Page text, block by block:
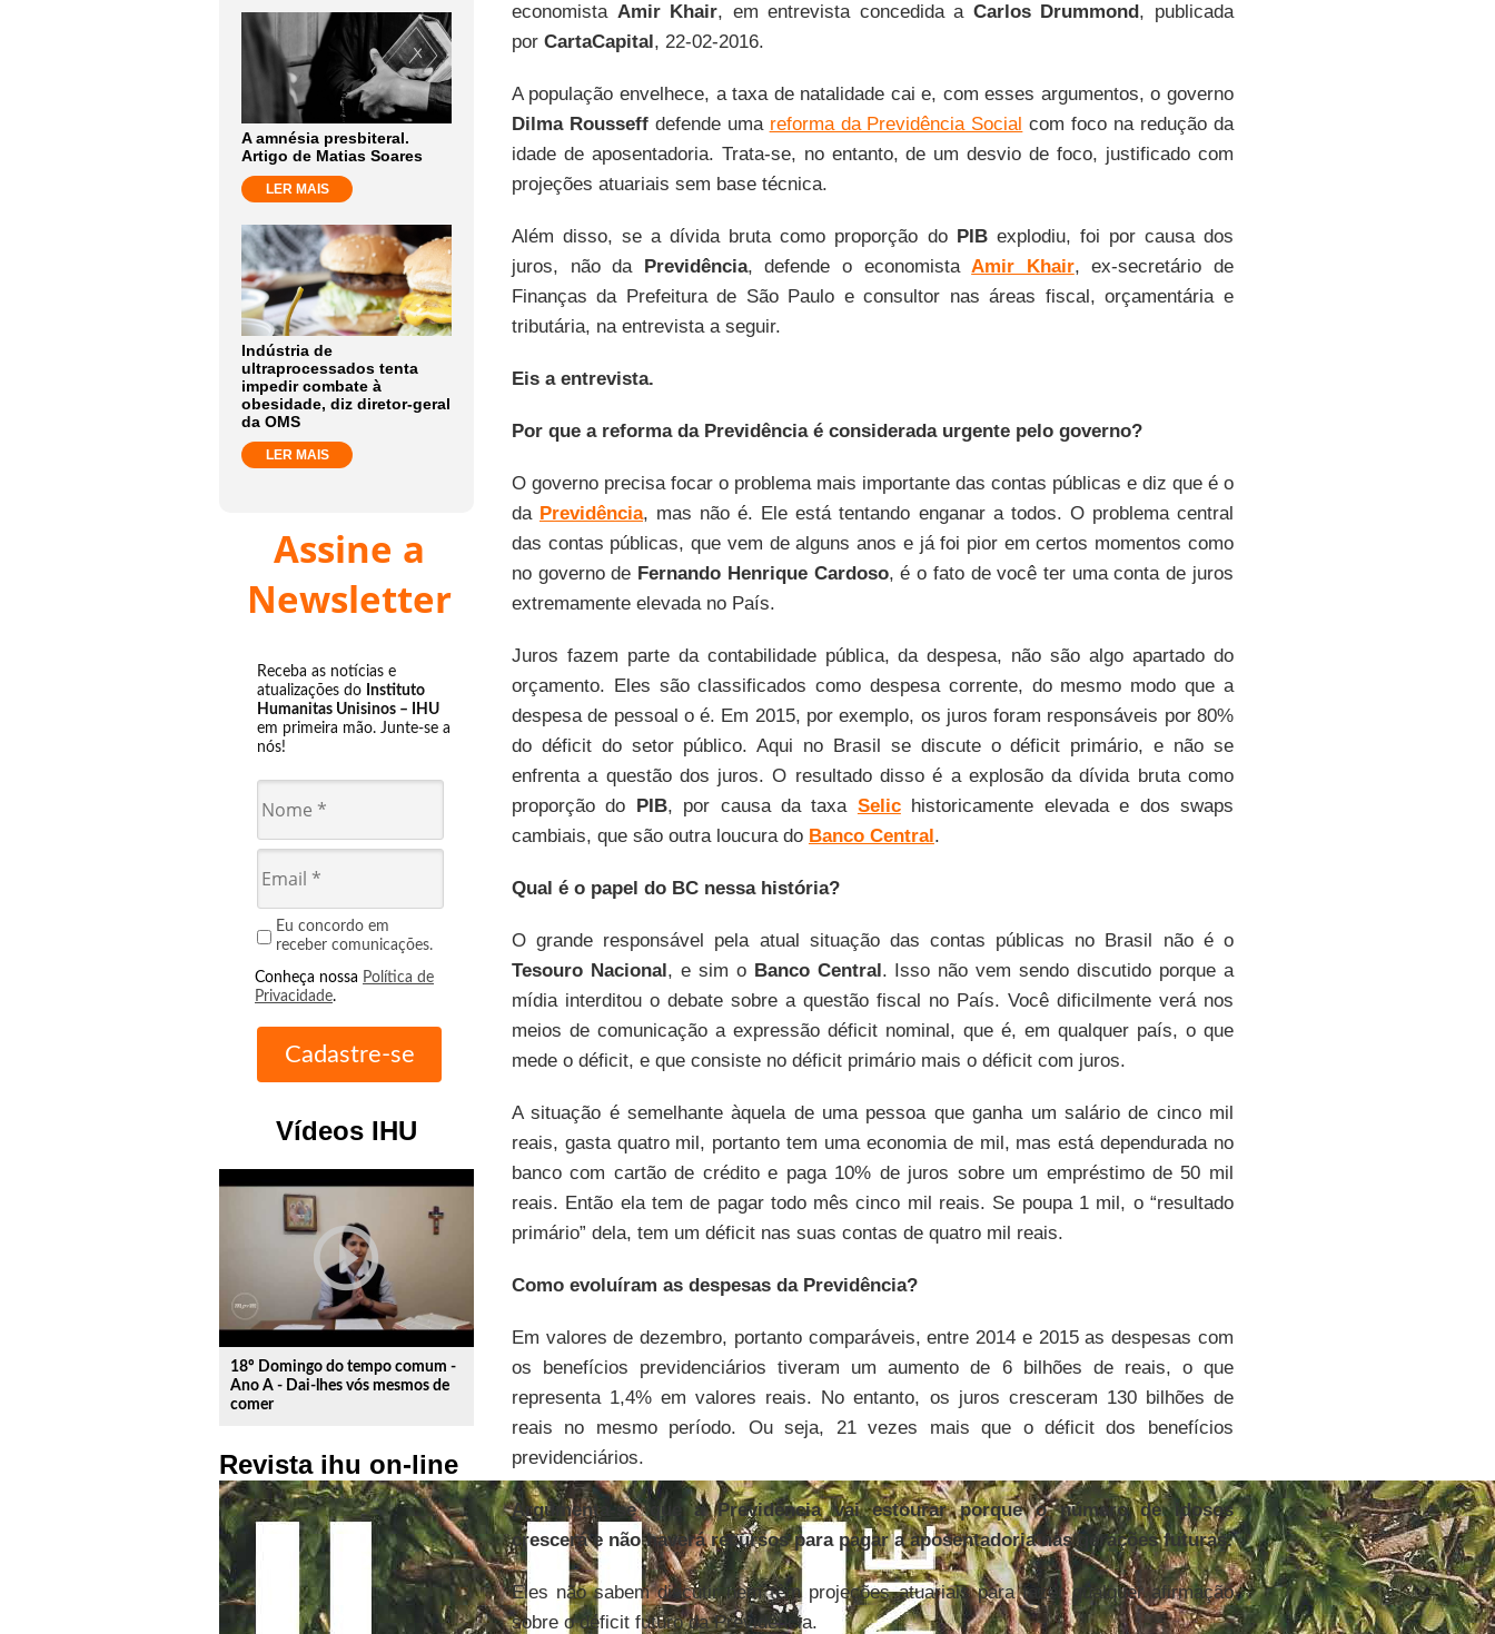
A amnésia presbiteral.
Artigo de Matias Soares
LER MAIS
Indústria de
ultraprocessados tenta
impedir combate à
obesidade, diz diretor-geral
da OMS
LER MAIS
Assine a
Newsletter
Receba as notícias e
atualizações do Instituto
Humanitas Unisinos – IHU
em primeira mão. Junte-se a
nós!
Eu concordo em
receber comunicações.
Conheça nossa Política de
Privacidade.
Vídeos IHU
play_circle_outline
18º Domingo do tempo comum -
Ano A - Dai-lhes vós mesmos de
comer
Revista ihu on-line
economista Amir Khair, em entrevista concedida a Carlos Drummond, publicada
por CartaCapital, 22-02-2016.
A população envelhece, a taxa de natalidade cai e, com esses argumentos, o governo
Dilma Rousseffdefende uma reforma da Previdência Social com foco na redução da
idade de aposentadoria. Trata-se, no entanto, de um desvio de foco, justificado com
projeções atuariais sem base técnica.
Além disso, se a dívida bruta como proporção do PIBexplodiu, foi por causa dos
juros, não da Previdência, defende o economistaAmir Khair, ex-secretário de
Finanças da Prefeitura de São Paulo e consultor nas áreas fiscal, orçamentária e
tributária, na entrevista a seguir.
Eis a entrevista.
Por que a reforma da Previdência é considerada urgente pelo governo?
O governo precisa focar o problema mais importante das contas públicas e diz que é o
da Previdência, mas não é. Ele está tentando enganar a todos. O problema central
das contas públicas, que vem de alguns anos e já foi pior em certos momentos como
no governo de Fernando Henrique Cardoso, é o fato de você ter uma conta de juros
extremamente elevada no País.
Juros fazem parte da contabilidade pública, da despesa, não são algo apartado do
orçamento. Eles são classificados como despesa corrente, do mesmo modo que a
despesa de pessoal o é. Em 2015, por exemplo, os juros foram responsáveis por 80%
do déficit do setor público. Aqui no Brasil se discute o déficit primário, e não se
enfrenta a questão dos juros. O resultado disso é a explosão da dívida bruta como
proporção do PIB, por causa da taxa Selichistoricamente elevada e dos swaps
cambiais, que são outra loucura do Banco Central.
Qual é o papel do BC nessa história?
O grande responsável pela atual situação das contas públicas no Brasil não é o
Tesouro Nacional, e sim o Banco Central. Isso não vem sendo discutido porque a
mídia interditou o debate sobre a questão fiscal no País. Você dificilmente verá nos
meios de comunicação a expressão déficit nominal, que é, em qualquer país, o que
mede o déficit, e que consiste no déficit primário mais o déficit com juros.
A situação é semelhante àquela de uma pessoa que ganha um salário de cinco mil
reais, gasta quatro mil, portanto tem uma economia de mil, mas está dependurada no
banco com cartão de crédito e paga 10% de juros sobre um empréstimo de 50 mil
reais. Então ela tem de pagar todo mês cinco mil reais. Se poupa 1 mil, o “resultado
primário” dela, tem um déficit nas suas contas de quatro mil reais.
Como evoluíram as despesas da Previdência?
Em valores de dezembro, portanto comparáveis, entre 2014 e 2015 as despesas com
os benefícios previdenciários tiveram um aumento de 6 bilhões de reais, o que
representa 1,4% em valores reais. No entanto, os juros cresceram 130 bilhões de
reais no mesmo período. Ou seja, 21 vezes mais que o déficit dos benefícios
previdenciários.
Argumenta-se que a Previdência vai estourar porque o número de idosos
crescerá e não haverá recursos para pagar a aposentadoria nas gerações futuras.
Eles não sabem discutir nem têm projeções atuariais para fazer qualquer afirmação
sobre o déficit futuro da Previdência.